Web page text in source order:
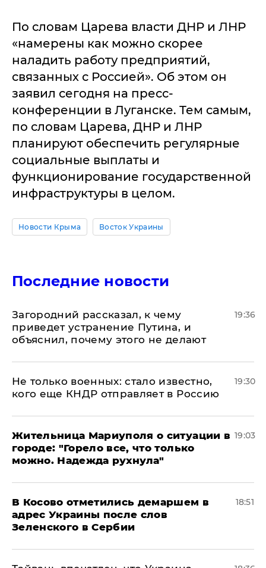
По словам Царева власти ДНР и ЛНР
«намерены как можно скорее
наладить работу предприятий,
связанных с Россией». Об этом он
заявил сегодня на пресс-
конференции в Луганске. Тем самым,
по словам Царева, ДНР и ЛНР
планируют обеспечить регулярные
социальные выплаты и
функционирование государственной
инфраструктуры в целом.
Новости Крыма Восток Украины
Последние новости
Загородний рассказал, к чему
приведет устранение Путина, и
объяснил, почему этого не делают
19:36
Не только военных: стало известно,
кого еще КНДР отправляет в Россию
19:30
Жительница Мариуполя о ситуации в
городе: "Горело все, что только
можно. Надежда рухнула"
19:03
В Косово отметились демаршем в
адрес Украины после слов
Зеленского в Сербии
18:51